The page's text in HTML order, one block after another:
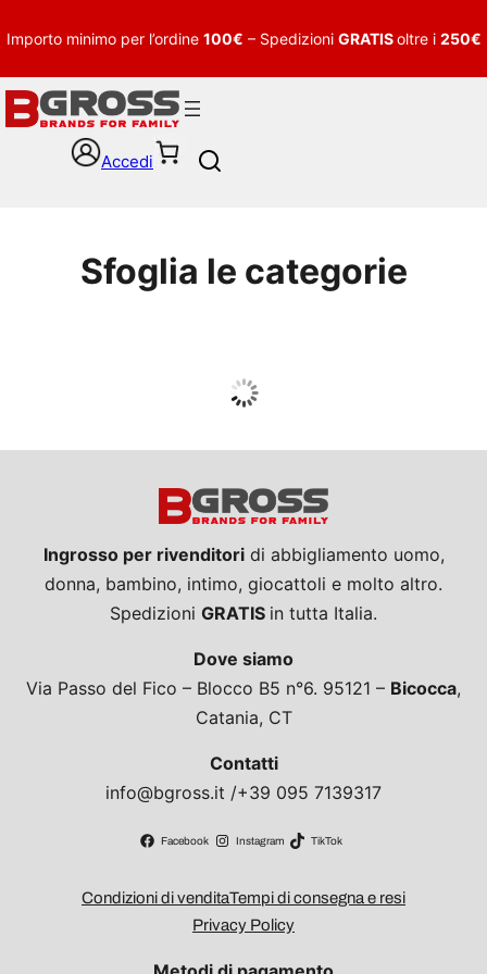
Importo minimo per l’ordine 100€ – Spedizioni GRATISoltre i 250€
Accedi
h
Sfoglia le categorie
Guarda tutto
Ingrosso per rivenditoridi abbigliamento uomo,
donna, bambino, intimo, giocattoli e molto altro.
Spedizioni GRATIS in tutta Italia.
Dove siamo
Via Passo del Fico – Blocco B5 n°6. 95121 – Bicocca,
Catania, CT
Contatti
info@bgross.it /+39 095 7139317
Facebook Instagram TikTok
Condizioni di venditaTempi di consegna e resi
Privacy Policy